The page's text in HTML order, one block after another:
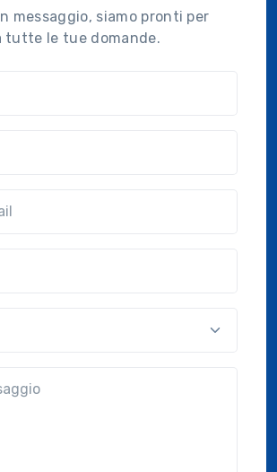
messaggio, siamo pronti per
tutte le tue domande.